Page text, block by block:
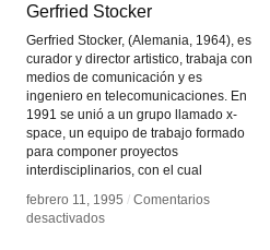
Gerfried Stocker
Gerfried Stocker, (Alemania, 1964), es
curador y director artistico, trabaja con
medios de comunicación y es
ingeniero en telecomunicaciones. En
1991 se unió a un grupo llamado x-
space, un equipo de trabajo formado
para componer proyectos
interdisciplinarios, con el cual
febrero 11, 1995 / Comentarios
desactivadosen
Gerfried Stocker
febrero 11, 1995 / Comentarios
desactivadosen